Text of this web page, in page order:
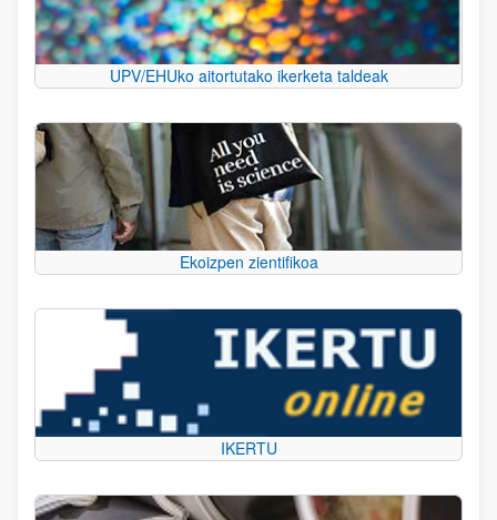
UPV/EHUko aitortutako ikerketa taldeak
Ekoizpen zientifikoa
IKERTU